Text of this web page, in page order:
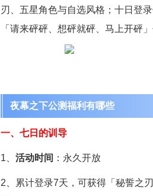
刃、五星角色与自选风格；十日登
「请来砰砰、想砰就砰、马上开砰
夜幕之下公测福利有哪些
一、七日的训导
1、 活动时间 ：永久开放
2、累计登录7天，可获得「秘誓之